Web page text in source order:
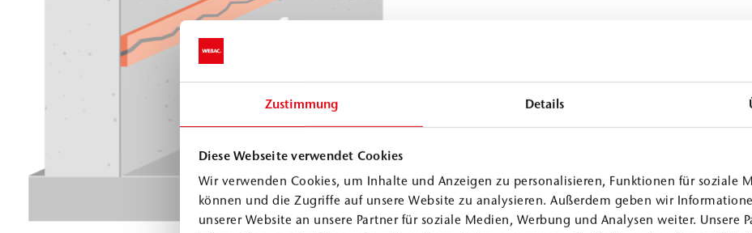
Zustimmung Details
Diese Webseite verwendet Cookies
Wir verwenden Cookies, um Inhalte und Anzeigen zu personalisieren, Funktionen für soziale
können und die Zugriffe auf unsere Website zu analysieren. Außerdem geben wir
unserer Website an unsere Partner für soziale Medien, Werbung und Analysen weiter. Unsere